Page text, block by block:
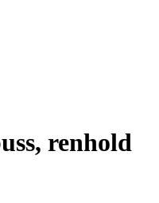
renhold